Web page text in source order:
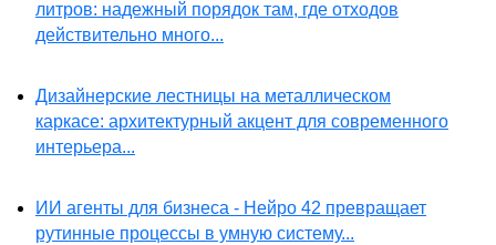
литров: надежный порядок там, где отходов
действительно много...
Дизайнерские лестницы на металлическом
каркасе: архитектурный акцент для современного
интерьера...
ИИ агенты для бизнеса - Нейро 42 превращает
рутинные процессы в умную систему...